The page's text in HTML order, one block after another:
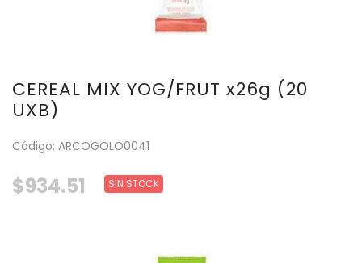
CEREAL MIX YOG/FRUT x26g (20
UXB)
Código: ARCOGOLO0041
$934.51 SIN STOCK